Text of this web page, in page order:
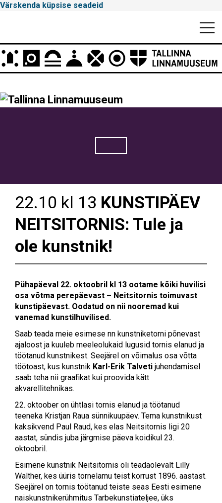
Värskenda küpsise seadeid
Peamenüü
22.10 kl 13 KUNSTIPÄEV
NEITSITORNIS: Tule ja
ole kunstnik!
Pühapäeval 22. oktoobril kl 13 ootame kõiki huvilisi
osa võtma perepäevast – Neitsitornis toimuvast
kunstipäevast. Oodatud on nii nooremad kui
vanemad kunstilhuvilised.
Saab teada meie esimese nn kunstniketorni põnevast
ajaloost ja kuuleb meeleolukaid lugusid tornis elanud ja
töötanud kunstnikest. Seejärel on võimalus osa võtta
töötoast, kus kunstnik Karl-Erik Talveti juhendamisel
saab teha nii graafikat kui proovida kätt
akvarellitehnikas.
22. oktoober on ühtlasi tornis elanud ja töötanud
teeneka Kristjan Raua sünnikuupäev. Tema kunstnikust
kaksikvend Paul Raud, kes elas Neitsitornis ligi 20
aastat, sündis juba järgmise päeva koidikul 23.
oktoobril.
Esimene kunstnik Neitsitornis oli teadaolevalt Lilly
Walther, kes üüris tornelamu teist korrust 1896. aastast.
Seejärel on tornis töötanud teiste seas Eesti esimene
naiskunstnikerühmitus Tarbekunstiateljee, üks